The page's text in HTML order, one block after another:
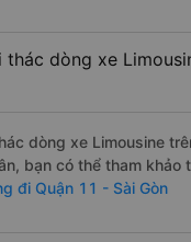
thác dòng xe
dòng xe Limousine
bạn có thể tham
đi Quận 11 - Sài Gòn